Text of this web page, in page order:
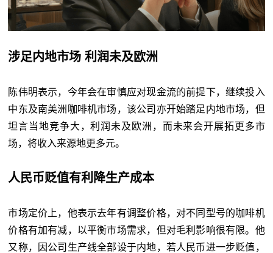
涉足内地市场 利润未及欧洲
陈伟明表示，今年会在审慎应对现金流的前提下，继续投入
中东及南美洲咖啡机市场，该公司亦开始踏足内地市场，但
坦言当地竞争大，利润未及欧洲，而未来会开展拓更多市
场，将收入来源地更多元。
人民币贬值有利降生产成本
市场定价上，他表示去年有调整价格，对不同型号的咖啡机
价格有加有减，以平衡市场需求，但对毛利影响很有限。他
又称，因公司生产线全部设于内地，若人民币进一步贬值，